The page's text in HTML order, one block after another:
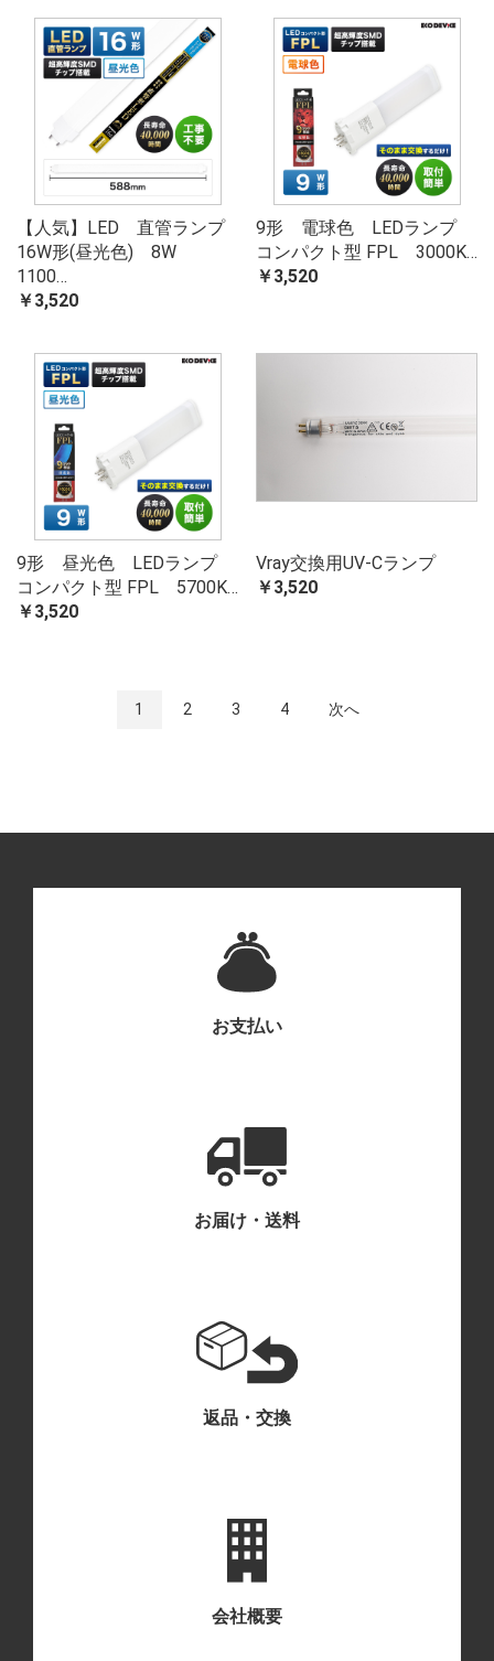
【人気】LED 直管ランプ
16W形(昼光色) 8W
1100…
￥3,520
9形 電球色 LEDランプ
コンパクト型 FPL 3000K…
￥3,520
9形 昼光色 LEDランプ
コンパクト型 FPL 5700K…
￥3,520
Vray交換用UV-Cランプ
￥3,520
1 2 3 4 次へ
お支払い
お届け・送料
返品・交換
会社概要